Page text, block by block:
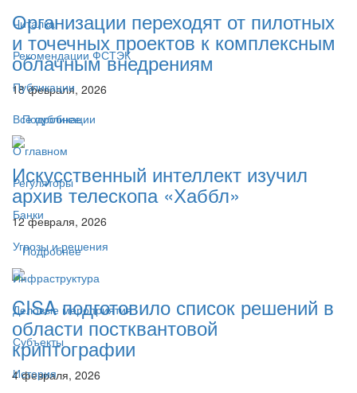
Читалка
Рекомендации ФСТЭК
Публикации
Все публикации
О главном
Регуляторы
Банки
Угрозы и решения
Инфраструктура
Деловые мероприятия
Субъекты
История
Организации переходят от пилотных
и точечных проектов к комплексным
облачным внедрениям
18 февраля, 2026
Подробнее
Искусственный интеллект изучил
архив телескопа «Хаббл»
12 февраля, 2026
Подробнее
CISA подготовило список решений в
области постквантовой
криптографии
4 февраля, 2026